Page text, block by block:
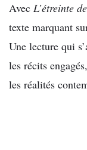
Avec L’étreinte
texte marquant
Une lecture qui
les récits
les réalités